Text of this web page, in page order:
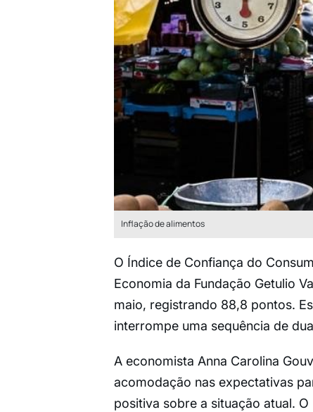
Inflação de alimentos
O Índice de Confiança do
Economia da Fundação Getulio
maio, registrando 88,8 pontos.
interrompe uma sequência de
A economista Anna Carolina
acomodação nas expectativas
positiva sobre a situação atual.